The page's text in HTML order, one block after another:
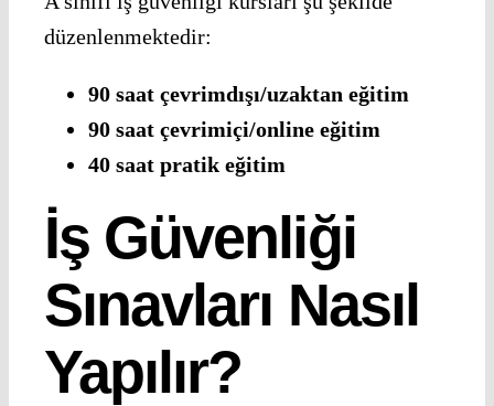
düzenlenmektedir:
90 saat çevrimdışı/uzaktan eğitim
90 saat çevrimiçi/online eğitim
40 saat pratik eğitim
İş Güvenliği
Sınavları Nasıl
Yapılır?